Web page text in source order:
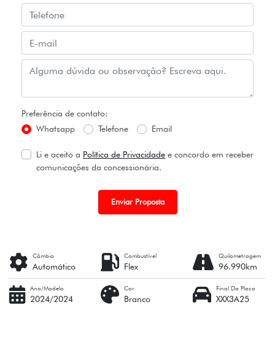
Preferência de contato:
Whatsapp
Telefone Email
Li e aceito a Política de Privacidade e concordo em receber
comunicações da concessionária.
Enviar Proposta
Câmbio
Automático
Combustível
Flex
Quilometragem
96.990km
Ano/Modelo
2024/2024
Cor
Branco
Final Da Placa
XXX3A25